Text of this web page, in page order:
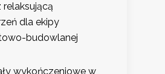
dla ekipy
budowlanej
wykończeniowe w